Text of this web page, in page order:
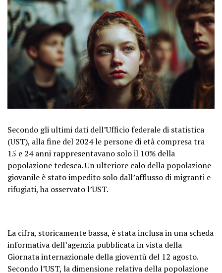
Secondo gli ultimi dati dell’Ufficio federale di statistica
(UST), alla fine del 2024 le persone di età compresa tra
15 e 24 anni rappresentavano solo il 10% della
popolazione tedesca. Un ulteriore calo della popolazione
giovanile è stato impedito solo dall’afflusso di migranti e
rifugiati, ha osservato l’UST.
La cifra, storicamente bassa, è stata inclusa in una scheda
informativa dell’agenzia pubblicata in vista della
Giornata internazionale della gioventù del 12 agosto.
Secondo l’UST, la dimensione relativa della popolazione